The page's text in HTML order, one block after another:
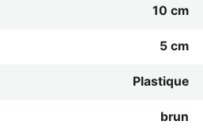
10 cm
5 cm
Plastique
brun